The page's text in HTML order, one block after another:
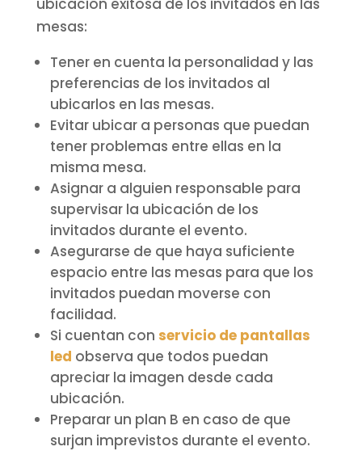
ubicación exitosa de los invitados en las
mesas:
Tener en cuenta la personalidad y las
preferencias de los invitados al
ubicarlos en las mesas.
Evitar ubicar a personas que puedan
tener problemas entre ellas en la
misma mesa.
Asignar a alguien responsable para
supervisar la ubicación de los
invitados durante el evento.
Asegurarse de que haya suficiente
espacio entre las mesas para que los
invitados puedan moverse con
facilidad.
Si cuentan con servicio de pantallas
led observa que todos puedan
apreciar la imagen desde cada
ubicación.
Preparar un plan B en caso de que
surjan imprevistos durante el evento.